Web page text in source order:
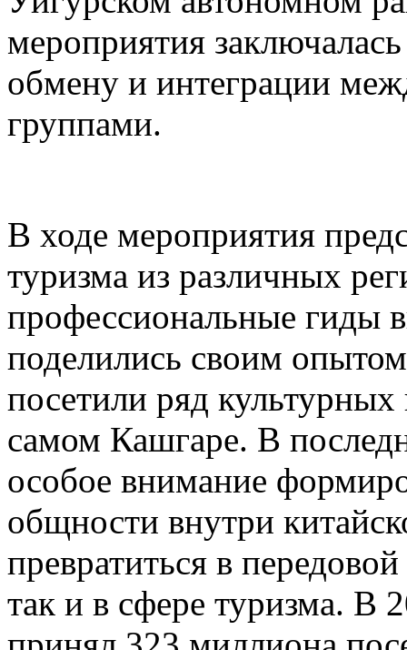
мероприятия
обмену и интеграции
группами.
В ходе мероприятия
туризма из различных
профессиональные гиды
поделились своим
посетили ряд культурных
самом Кашгаре. В
особое внимание
общности внутри
превратиться в
так и в сфере туризма. В